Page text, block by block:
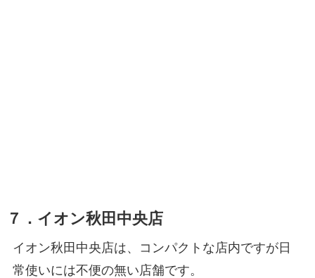
７．イオン秋田中央店
イオン秋田中央店は、コンパクトな店内ですが日
常使いには不便の無い店舗です。